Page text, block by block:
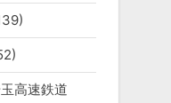
高速鉄道